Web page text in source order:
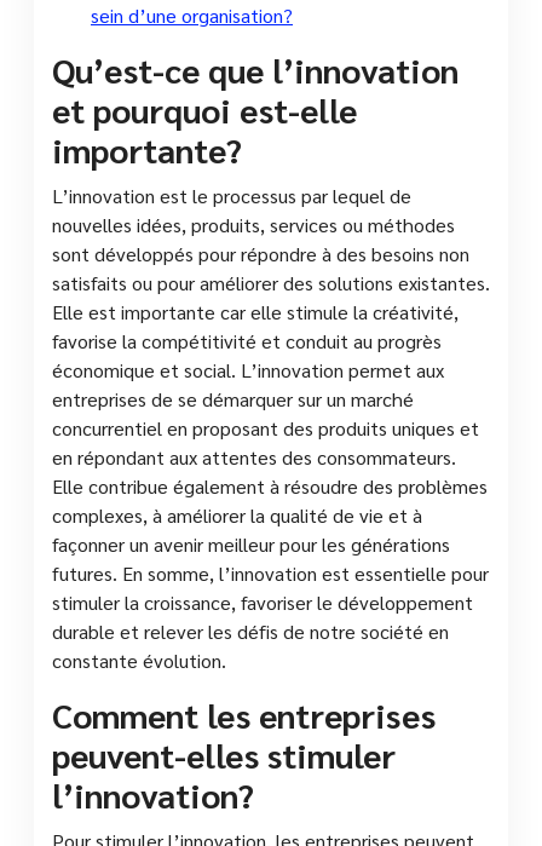
sein d’une organisation?
Qu’est-ce que l’innovation
et pourquoi est-elle
importante?
L’innovation est le processus par lequel de
nouvelles idées, produits, services ou méthodes
sont développés pour répondre à des besoins non
satisfaits ou pour améliorer des solutions existantes.
Elle est importante car elle stimule la créativité,
favorise la compétitivité et conduit au progrès
économique et social. L’innovation permet aux
entreprises de se démarquer sur un marché
concurrentiel en proposant des produits uniques et
en répondant aux attentes des consommateurs.
Elle contribue également à résoudre des problèmes
complexes, à améliorer la qualité de vie et à
façonner un avenir meilleur pour les générations
futures. En somme, l’innovation est essentielle pour
stimuler la croissance, favoriser le développement
durable et relever les défis de notre société en
constante évolution.
Comment les entreprises
peuvent-elles stimuler
l’innovation?
Pour stimuler l’innovation, les entreprises peuvent